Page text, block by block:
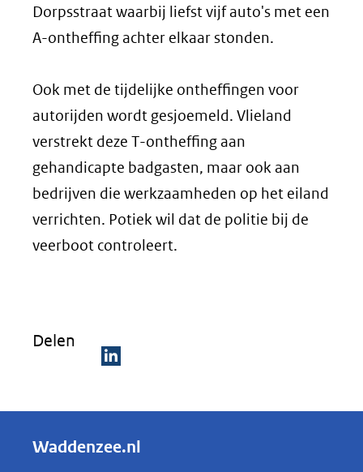
Dorpsstraat waarbij liefst vijf auto's met een
A-ontheffing achter elkaar stonden.
Ook met de tijdelijke ontheffingen voor
autorijden wordt gesjoemeld. Vlieland
verstrekt deze T-ontheffing aan
gehandicapte badgasten, maar ook aan
bedrijven die werkzaamheden op het eiland
verrichten. Potiek wil dat de politie bij de
veerboot controleert.
Delen
e
e
Waddenzee.nl